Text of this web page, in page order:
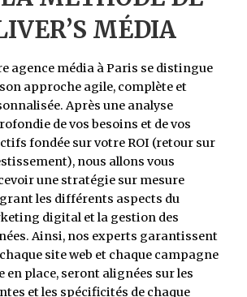
MÉDIA
agence média à Paris se distingue
approche agile, complète et
Après une analyse
de vos besoins et de vos
fondée sur votre ROI (retour sur
nous allons vous
une stratégie sur mesure
les différents aspects du
digital et la gestion des
Ainsi, nos experts garantissent
site web et chaque campagne
en place, seront alignées sur les
et les spécificités de chaque